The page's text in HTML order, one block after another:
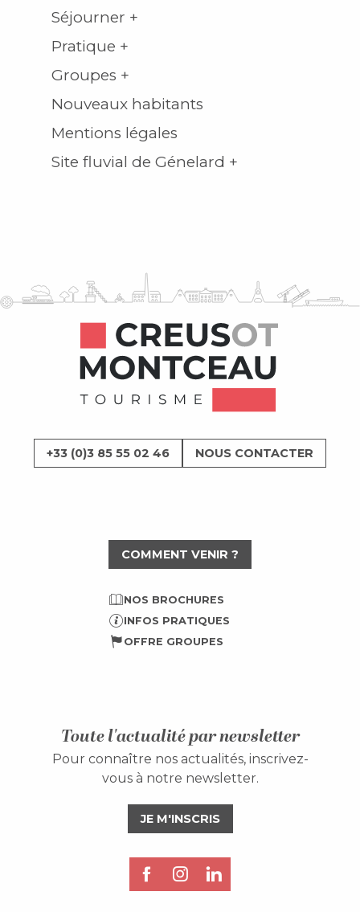
Séjourner +
Pratique +
Groupes +
Nouveaux habitants
Mentions légales
Site fluvial de Génelard +
COMMENT VENIR ?
NOS BROCHURES
INFOS PRATIQUES
OFFRE GROUPES
+33 (0)3 85 55 02 46 NOUS CONTACTER
Toute l'actualité par newsletter
Pour connaître nos actualités, inscrivez-
vous à notre newsletter.
JE M'INSCRIS